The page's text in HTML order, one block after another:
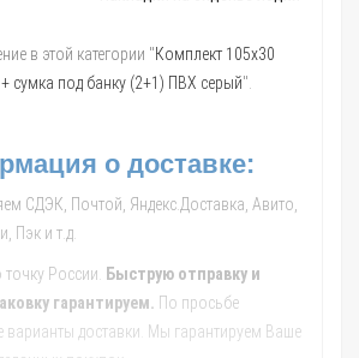
в этой категории "Комплект 105х30
сумка под банку (2+1) ПВХ серый".
о доставке:
СДЭК, Почтой, Яндекс.Доставка, Авито,
Пэк и т.д.
России.
Быструю отправку и
гарантируем. По просьбе
варианты доставки. Мы гарантируем Ваше